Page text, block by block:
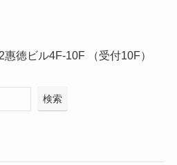
徳ビル4F-10F （受付10F）
検索